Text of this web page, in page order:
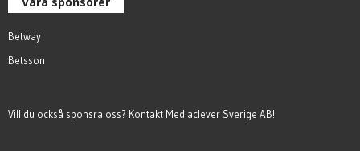
Betway
Betsson
Vill du också sponsra oss? Kontakt Mediaclever Sverige AB!